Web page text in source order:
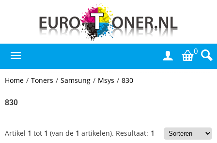
0
Home / Toners / Samsung / Msys / 830
830
Artikel 1 tot 1 (van de 1 artikelen). Resultaat: 1